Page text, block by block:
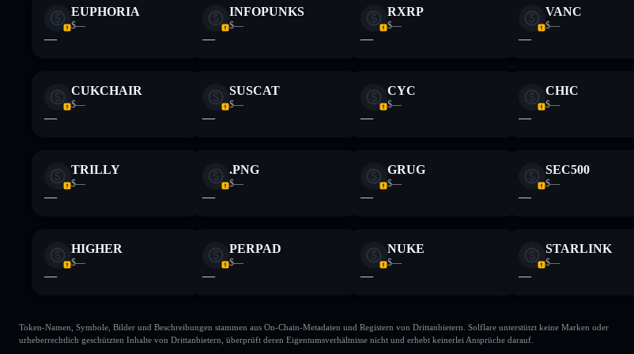
EUPHORIA
$—
—
INFOPUNKS
$—
—
RXRP
$—
—
VANC
$—
—
CUKCHAIR
$—
—
SUSCAT
$—
—
CYC
$—
—
CHIC
$—
—
TRILLY
$—
—
.PNG
$—
—
GRUG
$—
—
SEC500
$—
—
HIGHER
$—
—
PERPAD
$—
—
NUKE
$—
—
STARLINK
$—
—
Token-Namen, Symbole, Bilder und Beschreibungen stammen aus On-Chain-Metadaten und Registern von Drittanbietern. Solflare unterstützt keine Marken oder
urheberrechtlich geschützten Inhalte von Drittanbietern, überprüft deren Eigentumsverhältnisse nicht und erhebt keinerlei Ansprüche darauf.